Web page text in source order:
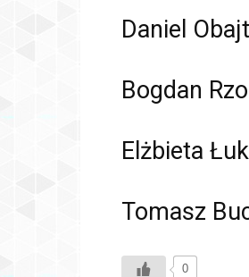
Daniel
Bogdan
Elżbieta
Tomasz
0